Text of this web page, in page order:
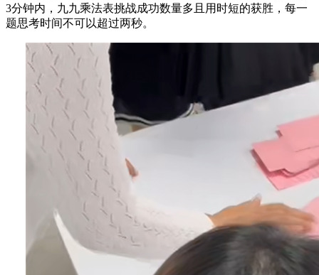
3分钟内，九九乘法表挑战成功数量多且用时短的获胜，每一
题思考时间不可以超过两秒。